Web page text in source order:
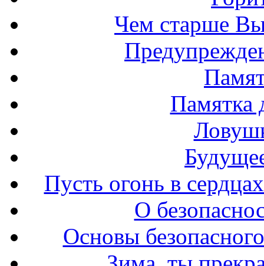
Чем старше
Памятка
Пусть огонь в
О
Основы